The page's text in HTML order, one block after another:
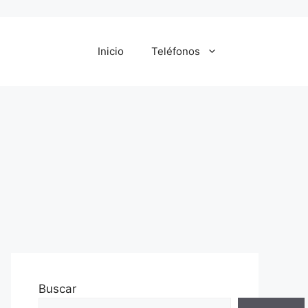
Inicio Teléfonos
Buscar